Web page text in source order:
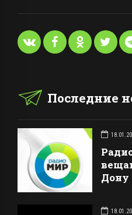
Последние
Дону